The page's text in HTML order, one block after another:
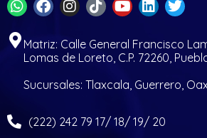
Matriz: Calle General Francisco
Lomas de Loreto, C.P. 72260,
Sucursales: Tlaxcala, Guerrero,
(222) 242 79 17/ 18/ 19/ 20